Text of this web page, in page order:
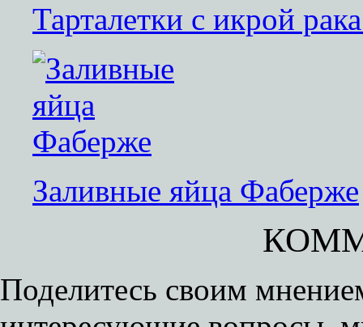
Тарталетки с икрой
Заливные яйца Фаберже
Поделитесь своим